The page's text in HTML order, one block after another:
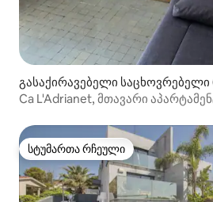
გასაქირავებელი საცხოვრებელი
del Camp)
Ca L'Adrianet, მთავარი
სტუმართა რჩეული
სტუმართა რჩეული